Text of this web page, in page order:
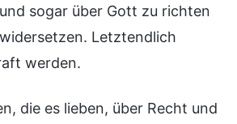
sogar über Gott zu richten
Letztendlich
werden.
die es lieben, über Recht und